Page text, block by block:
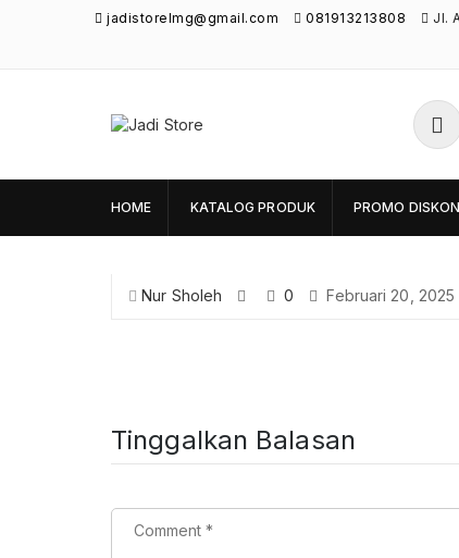
jadistorelmg@gmail.com 081913213808 Jl.
Unik di Lamongan
HOME KATALOG PRODUK PROMO DISKON
Nur Sholeh 0 Februari 20, 2025
Tinggalkan Balasan